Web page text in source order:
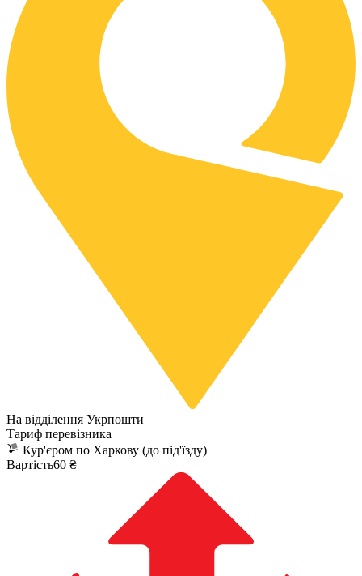
На відділення Укрпошти
Тариф перевізника
Кур'єром по Харкову (до під'їзду)
Вартість60 ₴